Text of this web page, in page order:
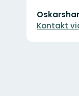
Kontakt